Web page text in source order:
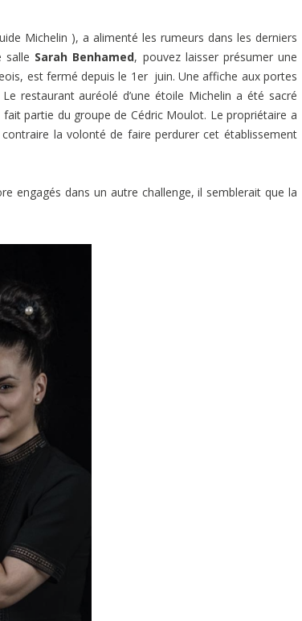
Michelin ), a alimenté les rumeurs dans les derniers
salle Sarah Benhamed, pouvez laisser présumer une
est fermé depuis le 1erjuin. Une affiche aux portes
restaurant auréolé d’une étoile Michelin a été sacré
partie du groupe de Cédric Moulot. Le propriétaire a
la volonté de faire perdurer cet établissement
engagés dans un autre challenge, il semblerait que la